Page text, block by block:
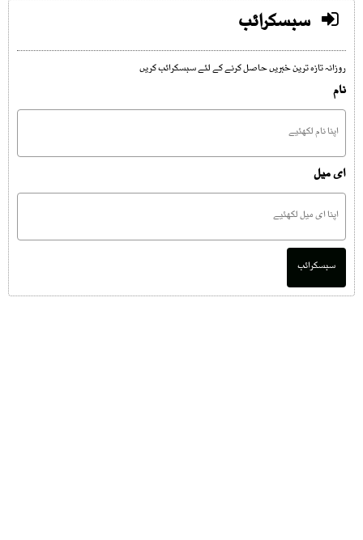
سبسکرائب
روزانہ تازہ ترین خبریں حاصل کرنے کے لئے سبسکرائب کریں
نام
ای میل
سبسکرائب